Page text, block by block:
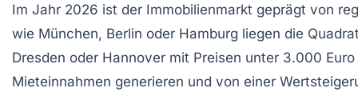
Im Jahr 2026 ist der Immobilienmarkt geprägt von
wie München, Berlin oder Hamburg liegen die
Dresden oder Hannover mit Preisen unter 3.000
Mieteinnahmen generieren und von einer